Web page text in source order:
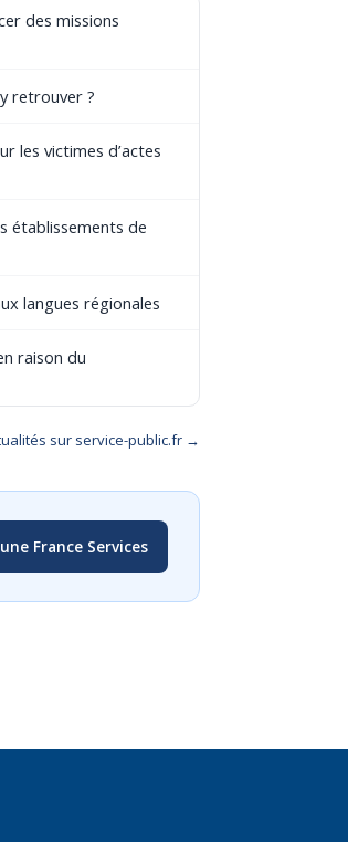
des missions
retrouver ?
les victimes d’actes
établissements de
langues régionales
raison du
sur service-public.fr →
France Services